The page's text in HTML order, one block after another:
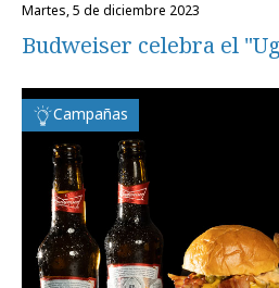
martes, 5 de diciembre 2023
Budweiser celebra el
Campañas